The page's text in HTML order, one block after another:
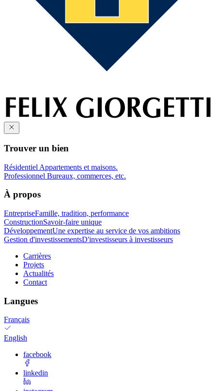
Trouver un bien
Résidentiel Appartements et maisons.
Professionnel Bureaux, commerces, etc.
À propos
EntrepriseFamille, tradition, performance
ConstructionSavoir-faire unique
DéveloppementUne expertise au service de vos ambitions
Gestion d'investissementsD'investisseurs à investisseurs
Carrières
Projets
Actualités
Contact
Langues
Français
English
facebook
linkedin